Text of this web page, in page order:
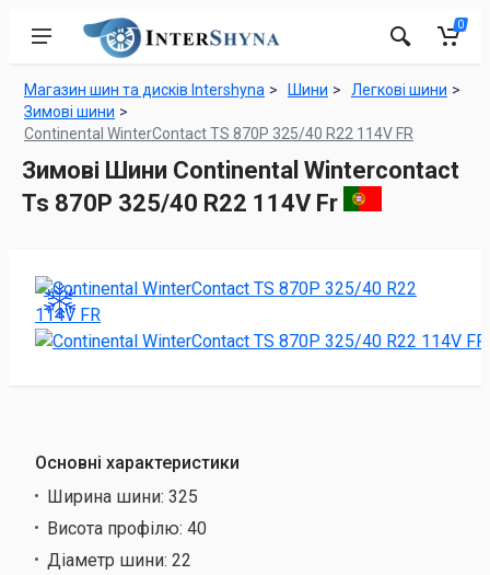
0
Магазин шин та дисків Intershyna Шини
Легкові шини
Зимові шини
Continental WinterContact TS 870P 325/40 R22 114V FR
Зимові Шини Continental Wintercontact
Ts 870P 325/40 R22 114V Fr
Основні характеристики
Ширина шини: 325
Висота профілю: 40
Діаметр шини: 22